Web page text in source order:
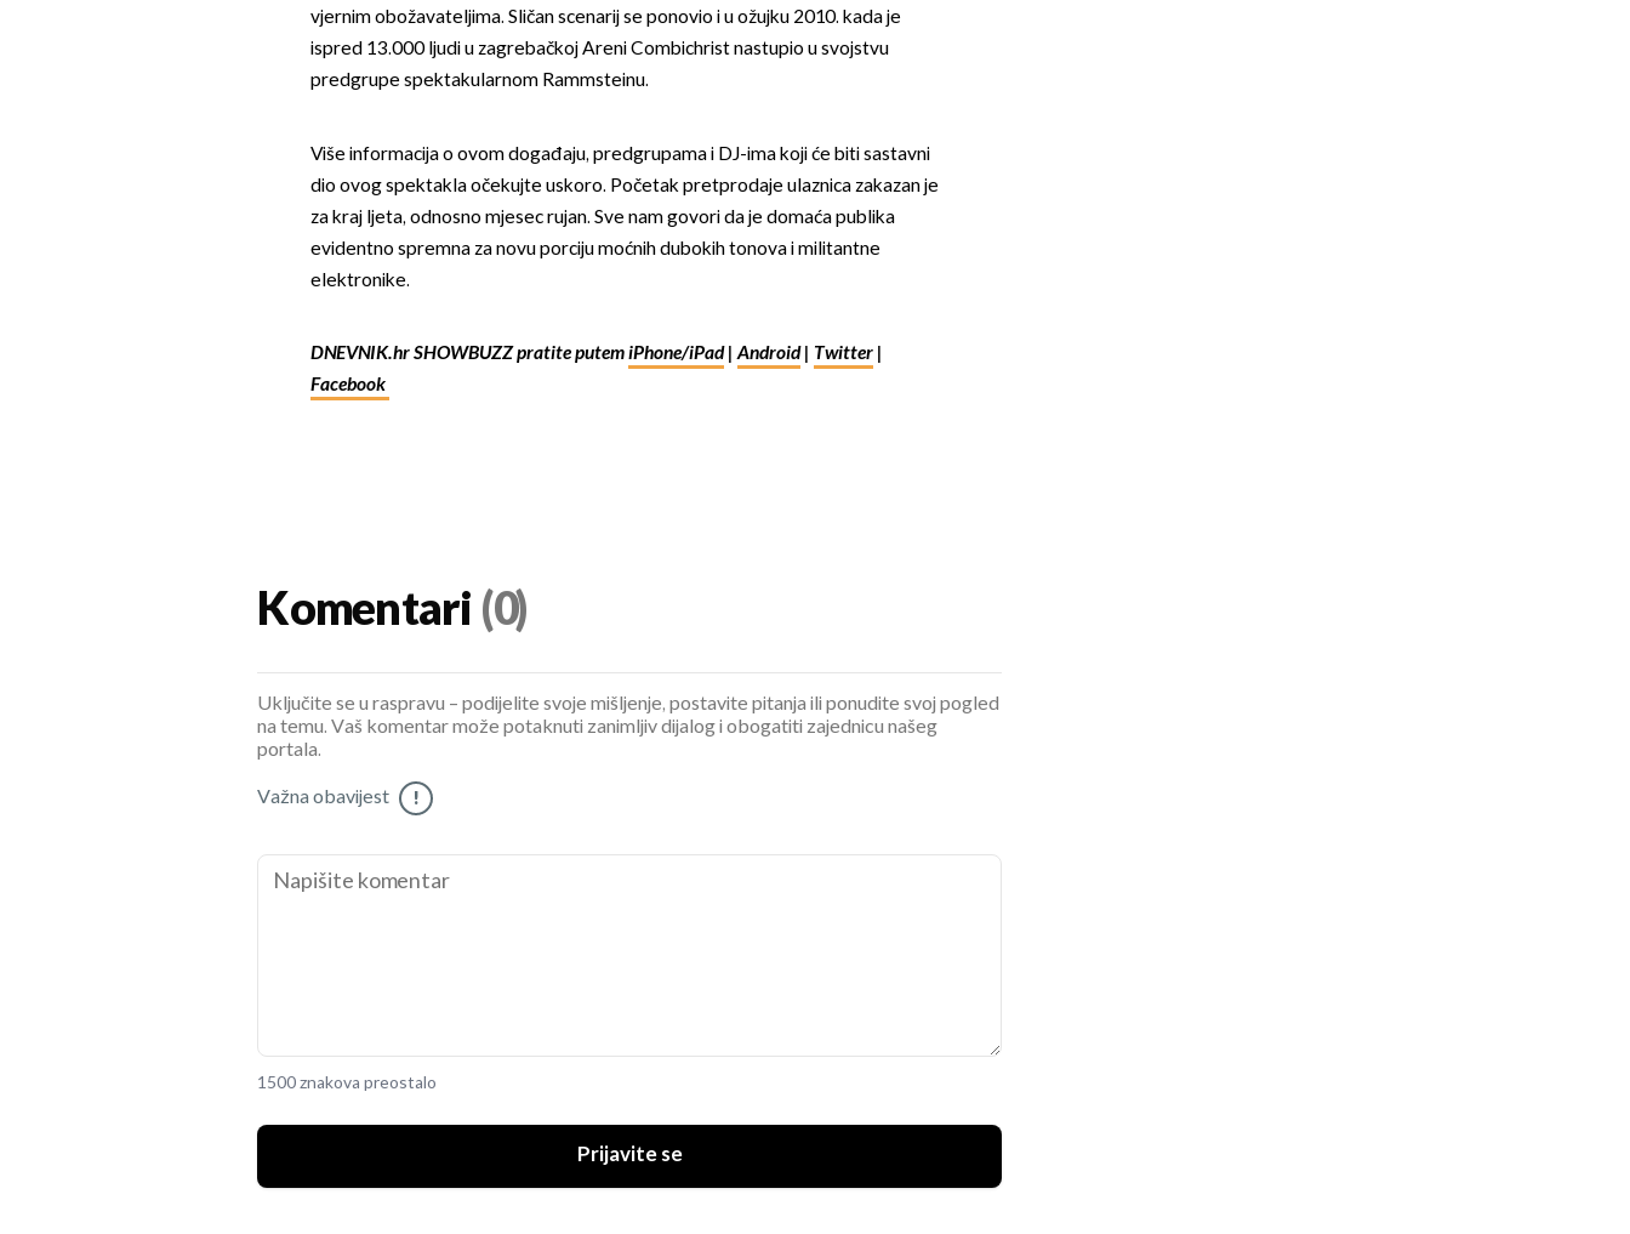
vjernim obožavateljima. Sličan scenarij se ponovio i u ožujku 2010. kada je
ispred 13.000 ljudi u zagrebačkoj Areni Combichrist nastupio u svojstvu
predgrupe spektakularnom Rammsteinu.
Više informacija o ovom događaju, predgrupama i DJ-ima koji će biti sastavni
dio ovog spektakla očekujte uskoro. Početak pretprodaje ulaznica zakazan je
za kraj ljeta, odnosno mjesec rujan. Sve nam govori da je domaća publika
evidentno spremna za novu porciju moćnih dubokih tonova i militantne
elektronike.
DNEVNIK.hr SHOWBUZZ pratite putemiPhone/iPad|Android| Twitter|
Facebook
Komentari (0)
Uključite se u raspravu – podijelite svoje mišljenje, postavite pitanja ili ponudite svoj pogled
na temu. Vaš komentar može potaknuti zanimljiv dijalog i obogatiti zajednicu našeg
portala.
Važna obavijest !
1500 znakova preostalo
Prijavite se